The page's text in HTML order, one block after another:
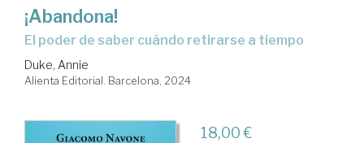
¡Abandona!
El poder de saber cuándo retirarse a tiempo
Duke, Annie
Alienta Editorial. Barcelona, 2024
18,00 €